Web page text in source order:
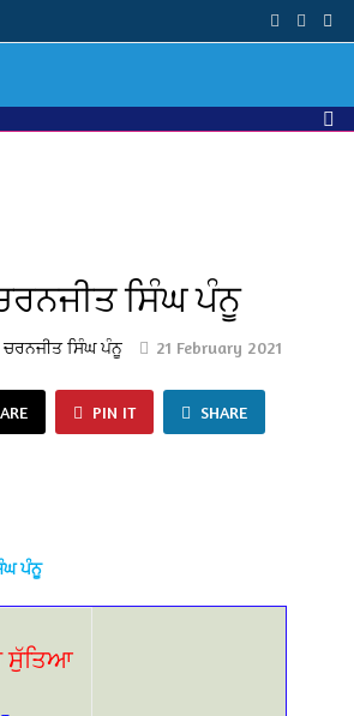
ਸਿੰਘ ਪੰਨੂ
ਚਰਨਜੀਤ ਸਿੰਘ ਪੰਨੂ 21 February 2021
PIN IT SHARE
ਪੰਨੂ
ਸੁੱਤਿਆ